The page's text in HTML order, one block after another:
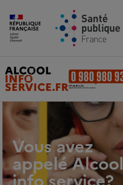
Aller au contenu principal
Vous avez
appelé Alcool